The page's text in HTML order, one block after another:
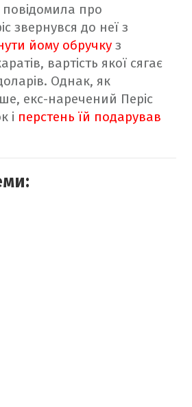
повідомила про
звернувся до неї з
йому обручку з
вартість якої сягає
Однак, як
екс-наречений Періс
і перстень їй подарував